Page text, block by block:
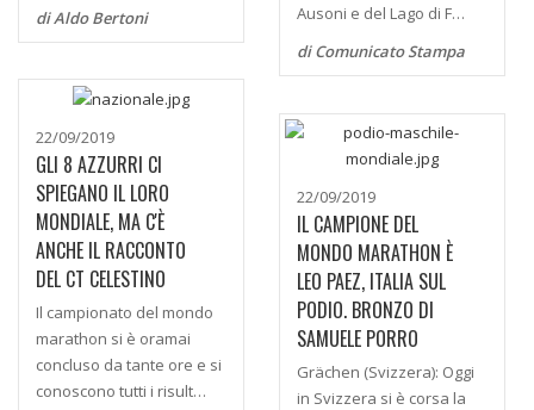
di Aldo Bertoni
Ausoni e del Lago di F…
di Comunicato Stampa
22/09/2019
GLI 8 AZZURRI CI
SPIEGANO IL LORO
MONDIALE, MA C'È
ANCHE IL RACCONTO
DEL CT CELESTINO
Il campionato del mondo
marathon si è oramai
concluso da tante ore e si
conoscono tutti i risult…
22/09/2019
IL CAMPIONE DEL
MONDO MARATHON È
LEO PAEZ, ITALIA SUL
PODIO. BRONZO DI
SAMUELE PORRO
Grächen (Svizzera): Oggi
in Svizzera si è corsa la